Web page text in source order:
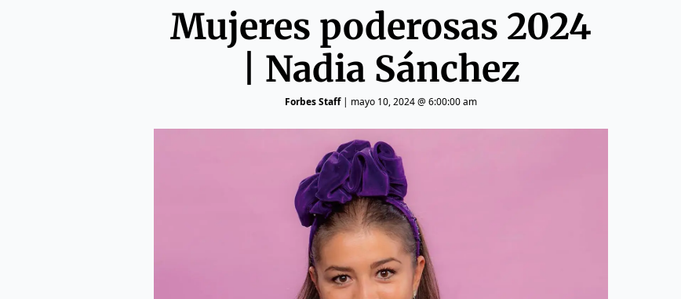
Mujeres poderosas 2024
| Nadia Sánchez
Forbes Staff| mayo 10, 2024 @ 6:00:00 am